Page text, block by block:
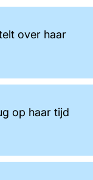
over haar
op haar tijd